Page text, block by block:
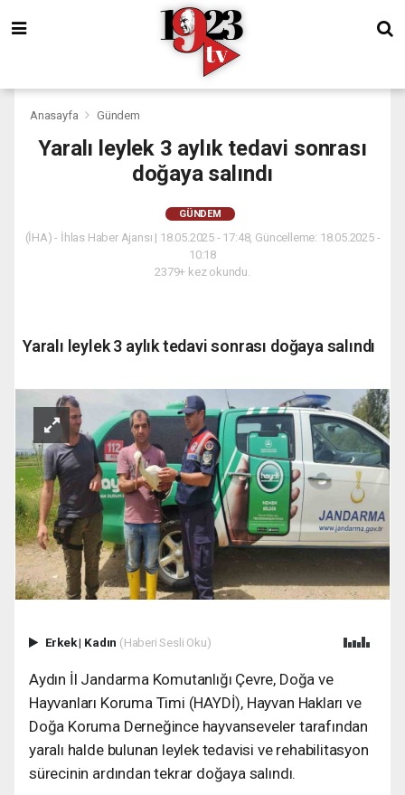
Anasayfa Gündem
Yaralı leylek 3 aylık tedavi sonrası
doğaya salındı
GÜNDEM
(İHA) - İhlas Haber Ajansı | 18.05.2025 - 17:48, Güncelleme: 18.05.2025 -
10:18
2379+ kez okundu.
Yaralı leylek 3 aylık tedavi sonrası doğaya salındı
Erkek| Kadın (Haberi Sesli Oku)
Aydın İl Jandarma Komutanlığı Çevre, Doğa ve
Hayvanları Koruma Timi (HAYDİ), Hayvan Hakları ve
Doğa Koruma Derneğince hayvanseveler tarafından
yaralı halde bulunan leylek tedavisi ve rehabilitasyon
sürecinin ardından tekrar doğaya salındı.